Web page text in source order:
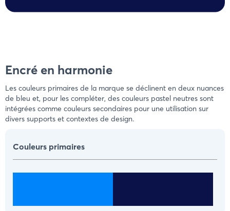
Encré en harmonie
Les couleurs primaires de la marque se déclinent en deux nuances
de bleu et, pour les compléter, des couleurs pastel neutres sont
intégrées comme couleurs secondaires pour une utilisation sur
divers supports et contextes de design.
Couleurs primaires